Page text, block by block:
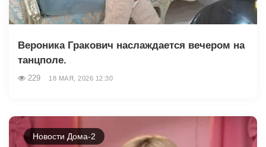
Вероника Гракович наслаждается вечером на
танцполе.
229 18 МАЯ, 2026 12:30
Новости Дома-2